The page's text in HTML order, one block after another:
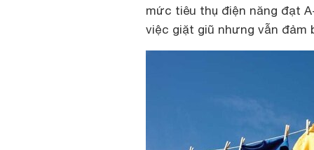
mức tiêu thụ điện năng đạt
việc giặt giũ nhưng vẫn đảm